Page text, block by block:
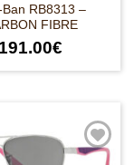
Ban RB8313 –
FIBRE
191.00€